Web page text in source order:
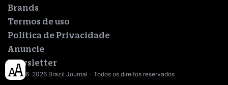
Brands
Termos de uso
Política de Privacidade
Anuncie
Newsletter
© 2016-2026 Brazil Journal - Todos os direitos reservados